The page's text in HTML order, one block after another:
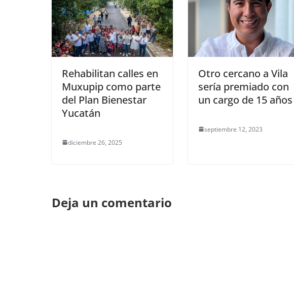
Rehabilitan calles en
Muxupip como parte
del Plan Bienestar
Yucatán
diciembre 26, 2025
Otro cercano a Vila
sería premiado con
un cargo de 15 años
septiembre 12, 2023
Deja un comentario